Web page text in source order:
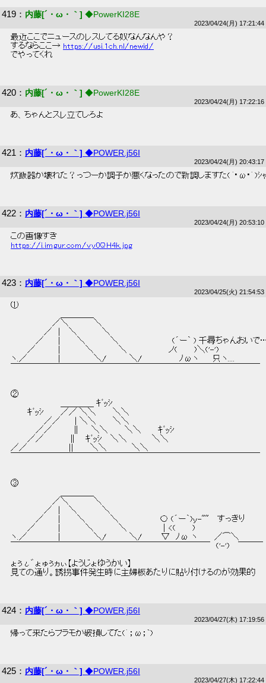
419 ： 内藤[´・ω・｀] ◆PowerKI28E
2023/04/24(月) 17:21:44
最近ここでニュースのレスしてる奴なんなんや？
するならここ→ https://usi.1ch.nl/newid/
でやってくれ
420 ： 内藤[´・ω・｀] ◆PowerKI28E
2023/04/24(月) 17:22:16
あ、ちゃんとスレ立てしろよ
421 ： 内藤[´・ω・｀] ◆POWER.j56I
2023/04/24(月) 20:43:17
炊飯器が壊れた？っつーか調子が悪くなったので新調しますた(｀･ω･´)
422 ： 内藤[´・ω・｀] ◆POWER.j56I
2023/04/24(月) 20:53:10
この画像すき
https://i.imgur.com/vy0QH4k.jpg
423 ： 内藤[´・ω・｀] ◆POWER.j56I
2023/04/25(火) 21:54:53
①
／＼　 　 　 ＼
／　|　 ＼　 　 　 ＼
／　 　|　 　 ＼　 　 　 ＼　 　 　 　 　 　　(´ー｀ ) 千尋ちゃんおい
／　 　 　|　 　 　 ＼　 　 　 ＼　 　 　 　 　 ノ(　 　 )＼('-')
ヽ.／　 　 　 　|　 　 　 　 ＼/　　 　 ＼/　　 　 　 　ﾉωヽ　 　只ヽ....
②
＿＿＿＿ ｷﾞｯｼ
ｷﾞｯｼ　 　 ／／ ＼＼　 　 ＼＼
／／　 　| ＼＼　 　 ＼＼
／／　 　　∥ 　 ＼＼　 　 ＼＼　 　 ｷﾞｯｼ
／／　 　 　 ∥　 ｷﾞｯｼ　 ＼＼　 　 　 ＼＼
／／　 　 　 　 　 ||　 　 ＼＼　 　 　 ＼＼
③
／＼　 　 　 ＼
／　|　 ＼　 　 　 ＼
／　 　|　 　 ＼　 　 　 ＼　 　 　 　 　 〇 (´ー｀)y-~~ 　すっきり
／　 　 　|　 　 　 ＼　 　 　 ＼　 　 　 　 ｜<(　 　 )
ヽ.／　 　 　 　|　 　 　 　 ＼/　　 　 ＼/ 　 　 ▽　ﾉω ヽ　 　 ／⌒＼
￣￣￣￣￣￣￣￣￣￣￣￣￣￣￣￣￣￣￣￣￣￣￣￣　('-')　 ￣￣￣
ょぅι゛ょゅぅヵぃ【ようじょゆうかい】
見ての通り。誘拐事件発生時に主婦板あたりに貼り付けるのが効果的
424 ： 内藤[´・ω・｀] ◆POWER.j56I
2023/04/27(木) 17:19:56
帰って来たらプラモが破損してた(´；ω；`)
425 ： 内藤[´・ω・｀] ◆POWER.j56I
2023/04/27(木) 17:22:44